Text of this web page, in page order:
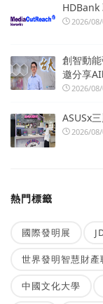
HDBank
2026/
創智動
邀分享
2026/
ASUSx
2026/
熱門標籤
國際發明展
世界發明智慧財產
中國文化大學